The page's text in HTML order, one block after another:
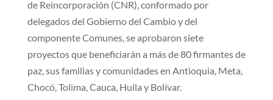
de Reincorporación (CNR), conformado por
delegados del Gobierno del Cambio y del
componente Comunes, se aprobaron siete
proyectos que beneficiarán a más de 80 firmantes de
paz, sus familias y comunidades en Antioquia, Meta,
Chocó, Tolima, Cauca, Huila y Bolívar.